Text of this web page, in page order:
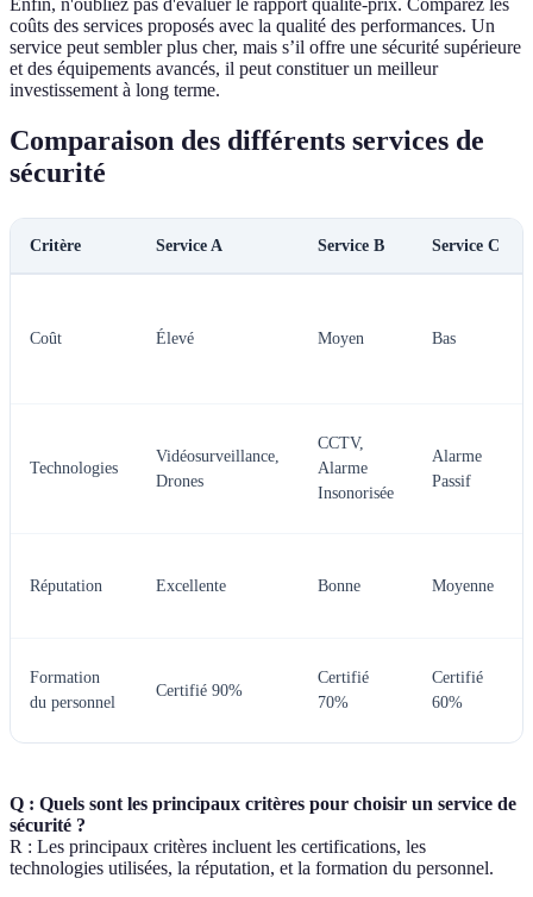
Enfin, n'oubliez pas d'évaluer le rapport qualité-prix. Comparez les
coûts des services proposés avec la qualité des performances. Un
service peut sembler plus cher, mais s’il offre une sécurité supérieure
et des équipements avancés, il peut constituer un meilleur
investissement à long terme.
Comparaison des différents services de
sécurité
Critère Service A Service B Service C
Coût Élevé Moyen Bas
Technologies
Vidéosurveillance,
Drones
CCTV,
Alarme
Insonorisée
Alarme
Passif
Réputation Excellente Bonne Moyenne
Formation
du personnel
Certifié 90%
Certifié
70%
Certifié
60%
Q : Quels sont les principaux critères pour choisir un service de
sécurité ?
R : Les principaux critères incluent les certifications, les
technologies utilisées, la réputation, et la formation du personnel.